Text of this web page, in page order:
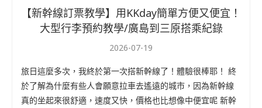
【新幹線訂票教學】用KKday簡單方便又便宜！
大型行李預約教學/廣島到三原搭乘紀錄
2026-07-19
旅日這麼多次，我終於第一次搭新幹線了！體驗很棒耶！ 終
於了解為什麼有些人會願意拉車去遙遠的城市，因為新幹線
真的坐起來很舒適，速度又快，價格也比想像中便宜呢 新幹